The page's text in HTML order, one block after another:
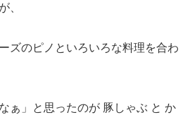
、
ズのピノといろいろな料理を合わ
ぁ」と思ったのが 豚しゃぶ と か